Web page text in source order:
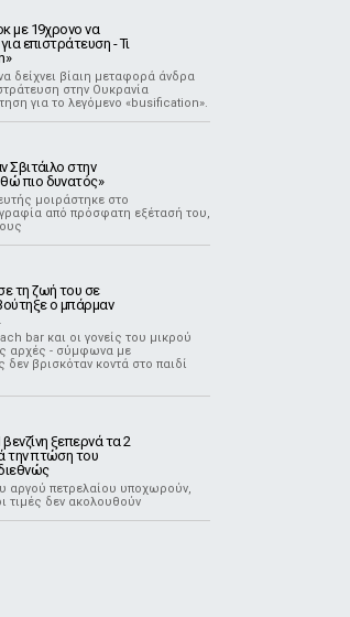
με 19χρονο να
επιστράτευση - Τι
δείχνει βίαιη μεταφορά άνδρα
στην Ουκρανία
για το λεγόμενο «busification».
Σβιτάιλο στην
πιο δυνατός»
μοιράστηκε στο
από πρόσφατη εξέτασή του,
τη ζωή του σε
ο μπάρμαν
bar και οι γονείς του μικρού
αρχές - σύμφωνα με
βρισκόταν κοντά στο παιδί
ξεπερνά τα 2
την πτώση του
αργού πετρελαίου υποχωρούν,
τιμές δεν ακολουθούν